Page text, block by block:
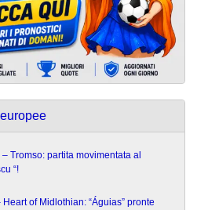
Tromso: partita movimentata al
“!
of Midlothian: “Águias” pronte